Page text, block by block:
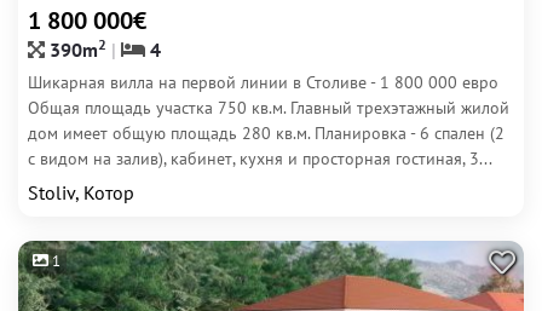
1 800 000€
390m2 4
Шикарная вилла на первой линии в Столиве - 1 800 000 евро
Общая площадь участка 750 кв.м. Главный трехэтажный жилой
дом имеет общую площадь 280 кв.м. Планировка - 6 спален (2
с видом на залив), кабинет, кухня и просторная гостиная, 3...
Stoliv, Котор
1